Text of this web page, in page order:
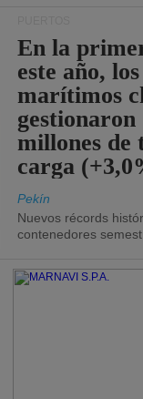
En la
este año,
marítimos
gestionaron
millones de
carga
Pekín
Nuevos récords
contenedores